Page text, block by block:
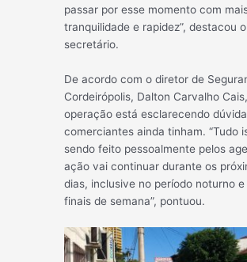
passar por esse momento com
tranquilidade e rapidez”, destacou o
secretário.
De acordo com o diretor de
Cordeirópolis, Dalton Carvalho
operação está esclarecendo
comerciantes ainda tinham. “Tudo
sendo feito pessoalmente pelos
ação vai continuar durante os
dias, inclusive no período noturno e
finais de semana”, pontuou.